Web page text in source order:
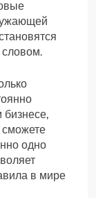
сможете
одно
в мире